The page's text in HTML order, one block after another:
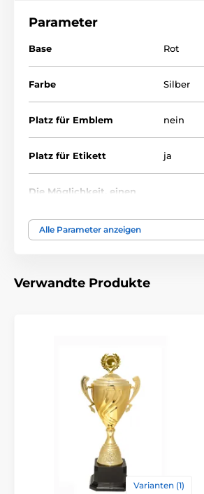
Parameter
Base Rot
Farbe Silber
Platz für Emblem nein
Platz für Etikett ja
Die Möglichkeit, einen
Durchmesse cm 10-12-
Höhe cm
Bedruckung des
Alle Parameter anzeigen
Verwandte Produkte
Varianten (1)